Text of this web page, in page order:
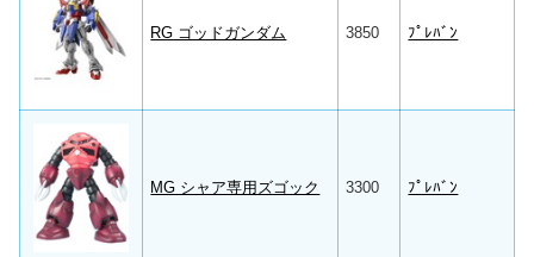
RG ゴッドガンダム 3850 ﾌﾟﾚﾊﾞﾝ
MG シャア専用ズゴック 3300 ﾌﾟﾚﾊﾞﾝ